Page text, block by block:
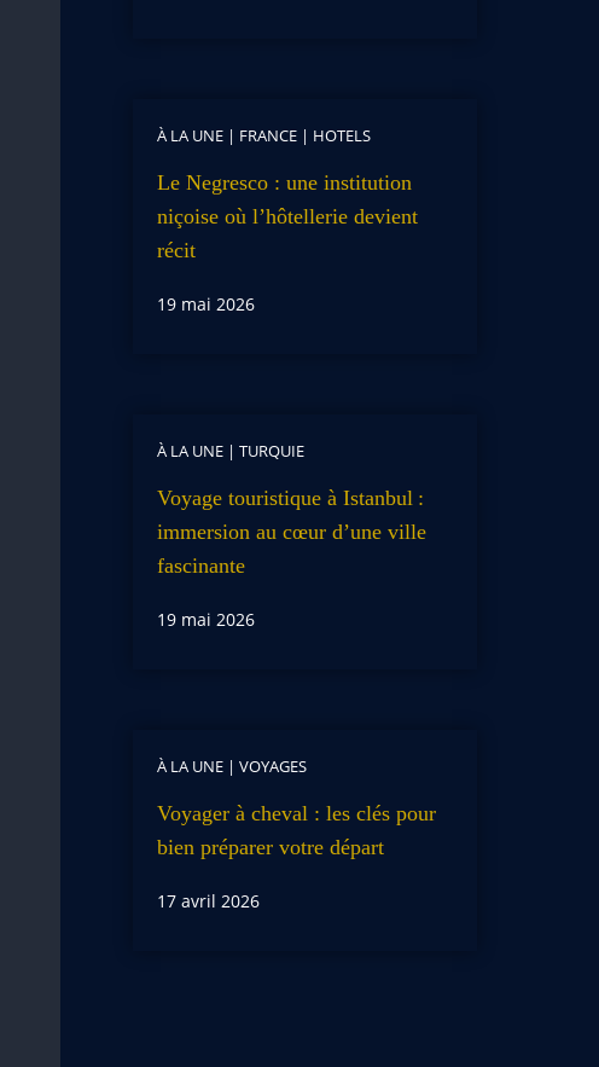
À LA UNE| FRANCE| HOTELS
Le Negresco : une institution
niçoise où l’hôtellerie devient
récit
19 mai 2026
À LA UNE| TURQUIE
Voyage touristique à Istanbul :
immersion au cœur d’une ville
fascinante
19 mai 2026
À LA UNE| VOYAGES
Voyager à cheval : les clés pour
bien préparer votre départ
17 avril 2026